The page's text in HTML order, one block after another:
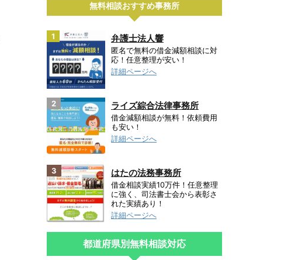
無料相談おすすめ事務所
1 弁護士法人響
匿名で無料の借金減額相談に対
応！任意整理が安い！
詳細ページへ
2 ライズ綜合法律事務所
借金減額相談が無料！依頼費用
も安い！
詳細ページへ
3 はたの法務事務所
借金相談実績10万件！任意整理
に強く、司法書士会から表彰さ
れた実績あり！
詳細ページへ
都道府県別無料相談対応